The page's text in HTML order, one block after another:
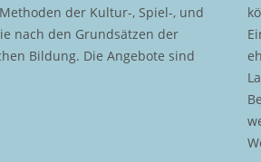
der Kultur-, Spiel-, und
nach den Grundsätzen der
Bildung. Die Angebote sind